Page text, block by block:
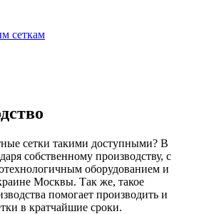
сеткам
сетки такими доступными? В
собственному производству, с
оборудованием и
Москвы. Так же, такое
помогает производить и
в кратчайшие сроки.